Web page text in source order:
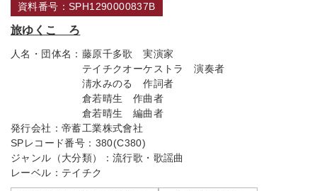
資料番号：SPH1290000837B
旅ゆくこゝろ
人名・団体名： 藤原千多歌 実演家
テイチクオーケストラ 演奏者
淸水みのる 作詞者
倉若晴生 作曲者
倉若晴生 編曲者
発行会社： 帝蓄工業株式會社
SPレコード番号： 380(C380)
ジャンル（大分類）： 流行歌・歌謡曲
レーベル： テイチク